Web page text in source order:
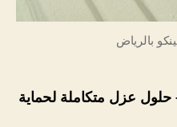
بالرياض
عزل متكاملة لحماية